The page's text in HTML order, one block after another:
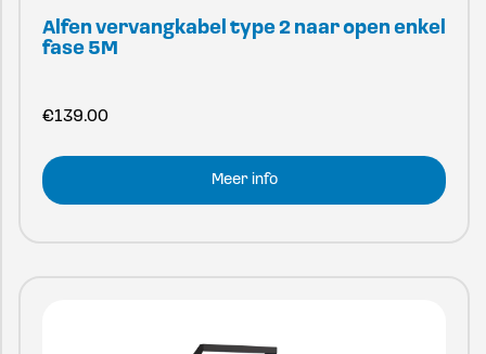
Alfen vervangkabel type 2 naar open enkel
fase 5M
€139.00
Meer info